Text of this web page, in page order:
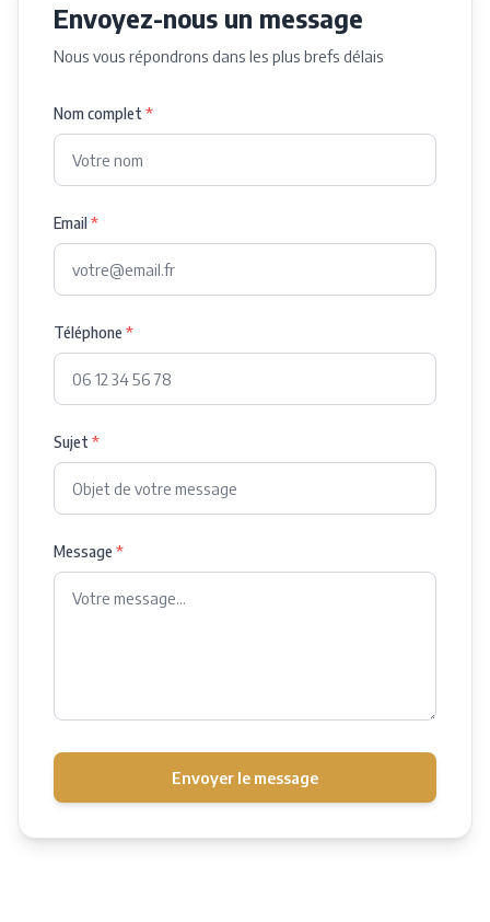
Envoyez-nous un message
Nous vous répondrons dans les plus brefs délais
Nom complet *
Email*
Téléphone *
Sujet *
Message *
Envoyer le message